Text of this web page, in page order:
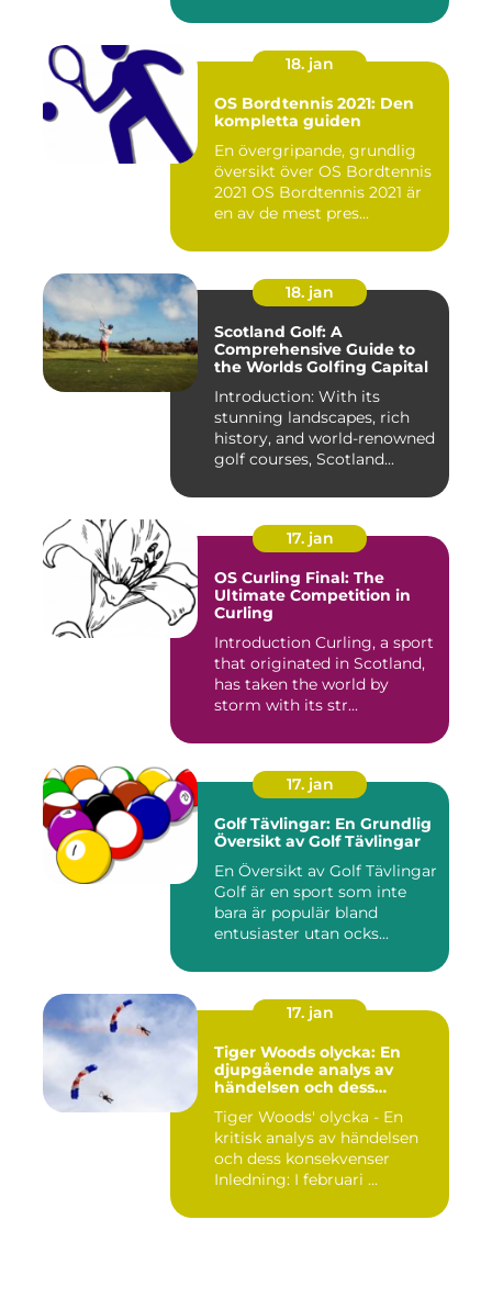
18. jan
OS Bordtennis 2021: Den
kompletta guiden
En övergripande, grundlig
översikt över OS Bordtennis
2021 OS Bordtennis 2021 är
en av de mest pres...
18. jan
Scotland Golf: A
Comprehensive Guide to
the Worlds Golfing Capital
Introduction: With its
stunning landscapes, rich
history, and world-renowned
golf courses, Scotland...
17. jan
OS Curling Final: The
Ultimate Competition in
Curling
Introduction Curling, a sport
that originated in Scotland,
has taken the world by
storm with its str...
17. jan
Golf Tävlingar: En Grundlig
Översikt av Golf Tävlingar
En Översikt av Golf Tävlingar
Golf är en sport som inte
bara är populär bland
entusiaster utan ocks...
17. jan
Tiger Woods olycka: En
djupgående analys av
händelsen och dess
Tiger Woods' olycka - En
kritisk analys av händelsen
och dess konsekvenser
Inledning: I februari ...